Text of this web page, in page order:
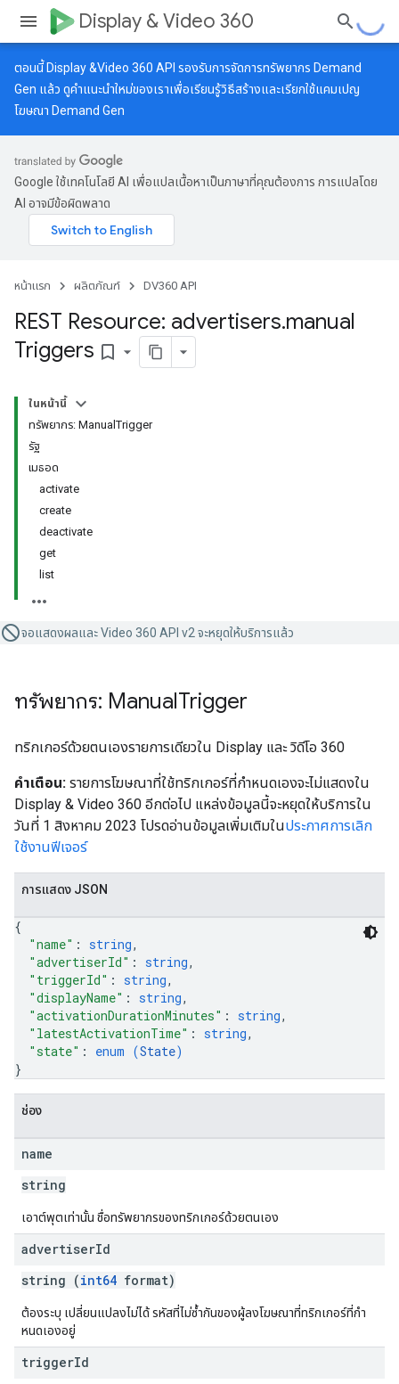
Display & Video 360
ตอนนี้ Display &Video 360 API รองรับการจัดการทรัพยากร Demand
Gen แล้ว ดูคำแนะนำใหม่ของเราเพื่อเรียนรู้วิธีสร้างและเรียกใช้แคมเปญ
โฆษณา Demand Gen
Google ใช้เทคโนโลยี AI เพื่อแปลเนื้อหาเป็นภาษาที่คุณต้องการ การแปลโดย
AI อาจมีข้อผิดพลาด
หน้าแรก ผลิตภัณฑ์ DV360 API
REST Resource: advertisers.manual
Triggers bookmark_border
ในหน้านี้
ทรัพยากร: ManualTrigger
รัฐ
เมธอด
activate
create
deactivate
get
list
จอแสดงผลและ Video 360 API v2 จะหยุดให้บริการแล้ว
ทรัพยากร: ManualTrigger
ทริกเกอร์ด้วยตนเองรายการเดียวใน Display และ วิดีโอ 360
คําเตือน: รายการโฆษณาที่ใช้ทริกเกอร์ที่กําหนดเองจะไม่แสดงใน
Display & Video 360 อีกต่อไป แหล่งข้อมูลนี้จะหยุดให้บริการใน
วันที่ 1 สิงหาคม 2023 โปรดอ่านข้อมูลเพิ่มเติมในประกาศการเลิก
ใช้งานฟีเจอร์
การแสดง JSON
{
"name" : string,
"advertiserId" : string,
"triggerId" : string,
"displayName" : string,
"activationDurationMinutes" : string,
"latestActivationTime" : string,
"state" : enum (State)
}
ช่อง
name
string
เอาต์พุตเท่านั้น ชื่อทรัพยากรของทริกเกอร์ด้วยตนเอง
advertiserId
string (int64 format)
ต้องระบุ เปลี่ยนแปลงไม่ได้ รหัสที่ไม่ซ้ำกันของผู้ลงโฆษณาที่ทริกเกอร์ที่กํา
หนดเองอยู่
triggerId